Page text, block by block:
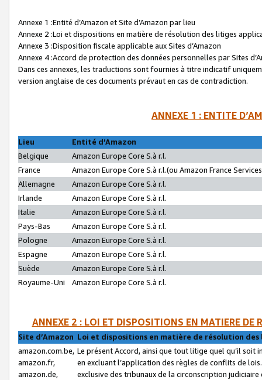
Annexe 1 :Entité d’Amazon et Site d’Amazon par lieu
Annexe 2 :Loi et dispositions en matière de résolution des litiges
Annexe 3 :Disposition fiscale applicable aux Sites d’Amazon
Annexe 4 :Accord de protection des données personnelles par Sites
Dans ces annexes, les traductions sont fournies à titre indicatif
version anglaise de ces documents prévaut en cas de contradiction.
ANNEXE 1 : ENTITE
Lieu
Entité d’Amazon
Belgique
Amazon Europe Core S.à r.l.
France
Amazon Europe Core S.à r.l.(ou Amazon France
Allemagne
Amazon Europe Core S.à r.l.
Irlande
Amazon Europe Core S.à r.l.
Italie
Amazon Europe Core S.à r.l.
Pays-Bas
Amazon Europe Core S.à r.l.
Pologne
Amazon Europe Core S.à r.l.
Espagne
Amazon Europe Core S.à r.l.
Suède
Amazon Europe Core S.à r.l.
Royaume-Uni
Amazon Europe Core S.à r.l.
ANNEXE 2 : LOI ET DISPOSITIONS EN MATIERE DE
Site d’Amazon Loi et dispositions en matière de résolution
amazon.com.be,
amazon.fr,
amazon.de,
Le présent Accord, ainsi que tout litige quel qu’il soit
en excluant l’application des règles de conflits de
exclusive des tribunaux de la circonscription